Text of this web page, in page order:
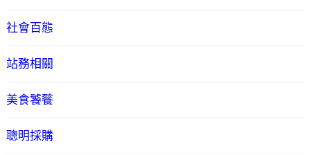
社會百態
站務相關
美食饕餮
聰明採購